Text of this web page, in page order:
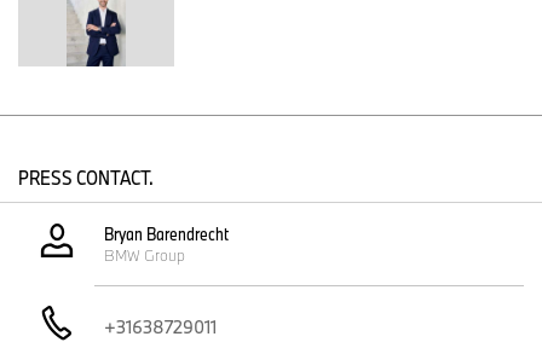
PRESS CONTACT.
Bryan Barendrecht
BMW Group
+31638729011